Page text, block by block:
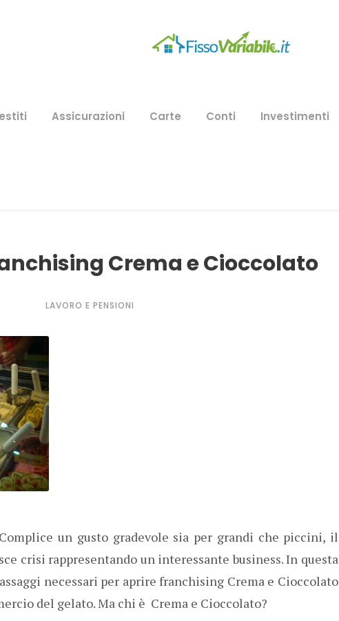
Assicurazioni Carte Conti Investimenti
Crema e Cioccolato
LAVORO E PENSIONI
un gusto gradevole sia per grandi che piccini, il
crisi rappresentando un interessante business. In questa
necessari per aprire franchising Crema e Cioccolato
del gelato. Ma chi è Crema e Cioccolato?